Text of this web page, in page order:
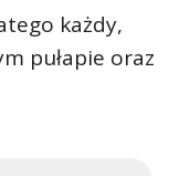
każdy,
pułapie oraz